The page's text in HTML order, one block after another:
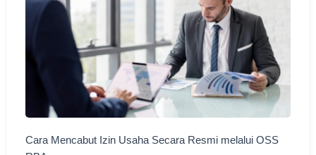
Cara Mencabut Izin Usaha Secara Resmi melalui OSS